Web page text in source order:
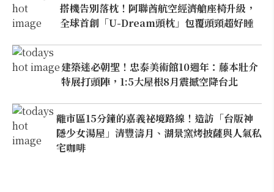
搭機告別落枕！阿聯酋航空經濟艙座椅升級，
全球首創「U-Dream頭枕」包覆頭頸超好睡
建築迷必朝聖！忠泰美術館10週年：藤本壯介
特展打頭陣，1:5大屋根8月震撼空降台北
離市區15分鐘的嘉義祕境路線！造訪「台版神
隱少女湯屋」清豐濤月、湖景窯烤披薩與人氣私
宅咖啡